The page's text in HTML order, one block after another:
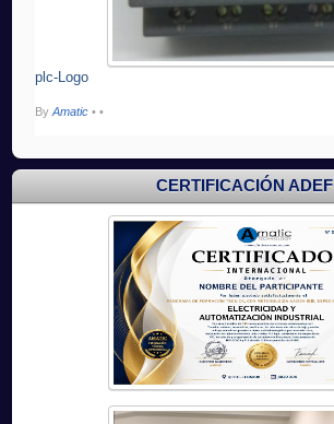
plc-Logo
ByAmatic • •
CERTIFICACIÓN ADEF